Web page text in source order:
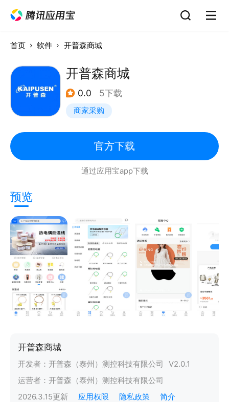
首页 软件 开普森商城
开普森商城
0.0 5下载
商家采购
官方下载
通过应用宝app下载
预览
开普森商城
开发者： 开普森（泰州）测控科技有限公司 V2.0.1
运营者： 开普森（泰州）测控科技有限公司
2026.3.15更新 应用权限 隐私政策 简介